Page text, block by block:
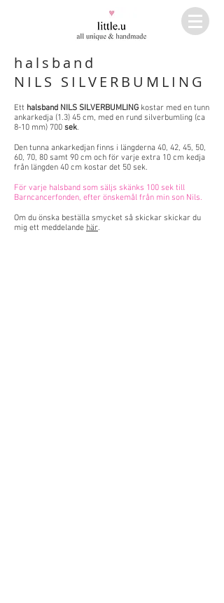
halsband
NILS SILVERBUMLING
Ett halsband NILS SILVERBUMLING kostar med en tunn
ankarkedja (1.3) 45 cm, med en rund silverbumling (ca
8-10 mm) 700 sek.
Den tunna ankarkedjan finns i längderna 40, 42, 45, 50,
60, 70, 80 samt 90 cm och för varje extra 10 cm kedja
från längden 40 cm kostar det 50 sek.
För varje halsband som säljs skänks 100 sek till
Barncancerfonden, efter önskemål från min son Nils.
Om du önska beställa smycket så skickar skickar du
mig ett meddelande här.